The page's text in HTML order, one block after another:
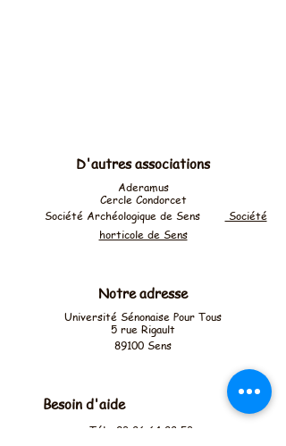
D'autres associations
Aderamus
Cercle Condorcet
Société Archéologique de Sens
Société
horticole de Sens
Notre adresse
Université Sénonaise Pour Tous
5 rue Rigault
89100 Sens
Besoin d'aide
Tél : 03 86 64 88 53